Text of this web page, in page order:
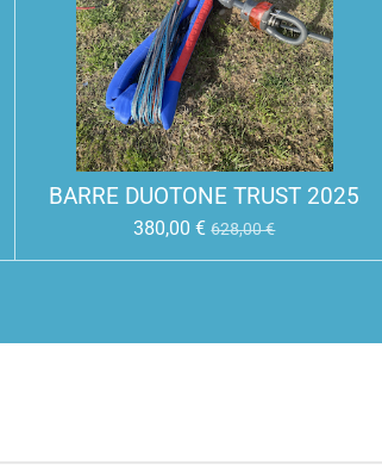
BARRE DUOTONE TRUST 2025
380,00 € 628,00 €